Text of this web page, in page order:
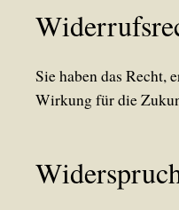
Sie haben das
Wirkung für die